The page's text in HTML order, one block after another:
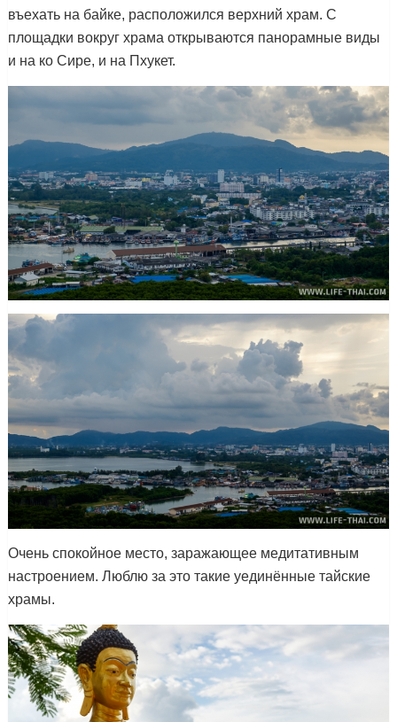
въехать на байке, расположился верхний храм. С
площадки вокруг храма открываются панорамные виды
и на ко Сире, и на Пхукет.
Очень спокойное место, заражающее медитативным
настроением. Люблю за это такие уединённые тайские
храмы.